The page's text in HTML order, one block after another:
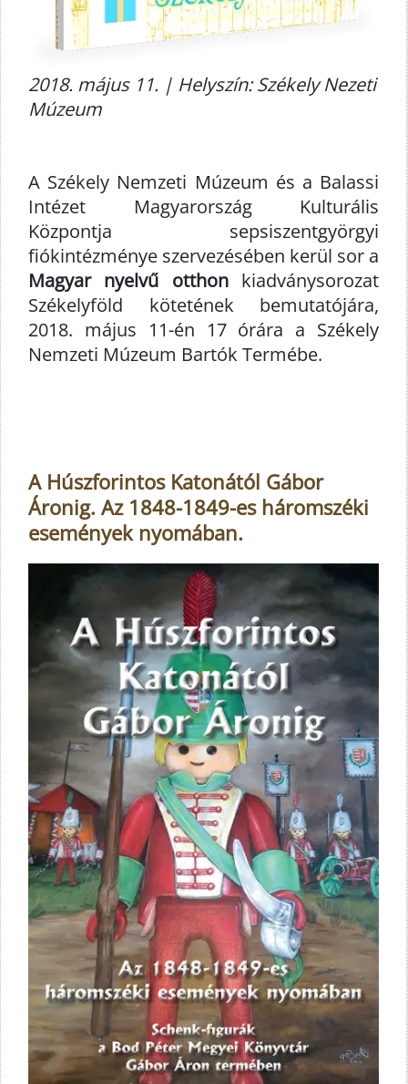
2018. május 11. | Helyszín: Székely Nezeti
Múzeum
A Székely Nemzeti Múzeum és a Balassi
Intézet Magyarország Kulturális
Központja sepsiszentgyörgyi
fiókintézménye szervezésében kerül sor a
Magyar nyelvű otthonkiadványsorozat
Székelyföld kötetének bemutatójára,
2018. május 11-én 17 órára a Székely
Nemzeti Múzeum Bartók Termébe.
A Húszforintos Katonától Gábor
Áronig. Az 1848-1849-es háromszéki
események nyomában.